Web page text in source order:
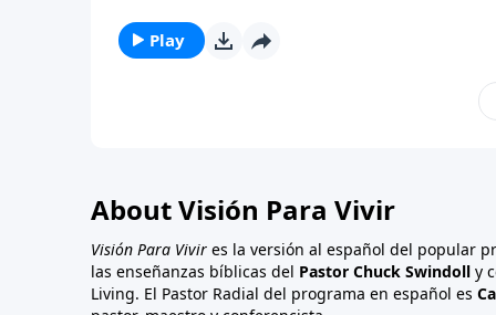
Play
About Visión Para Vivir
Visión Para Vivir es la versión al español del popular
las enseñanzas bíblicas del Pastor Chuck Swindoll y
Living. El Pastor Radial del programa en español es